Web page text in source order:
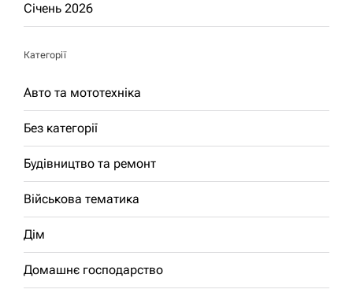
Січень 2026
Категорії
Авто та мототехніка
Без категорії
Будівництво та ремонт
Військова тематика
Дім
Домашнє господарство